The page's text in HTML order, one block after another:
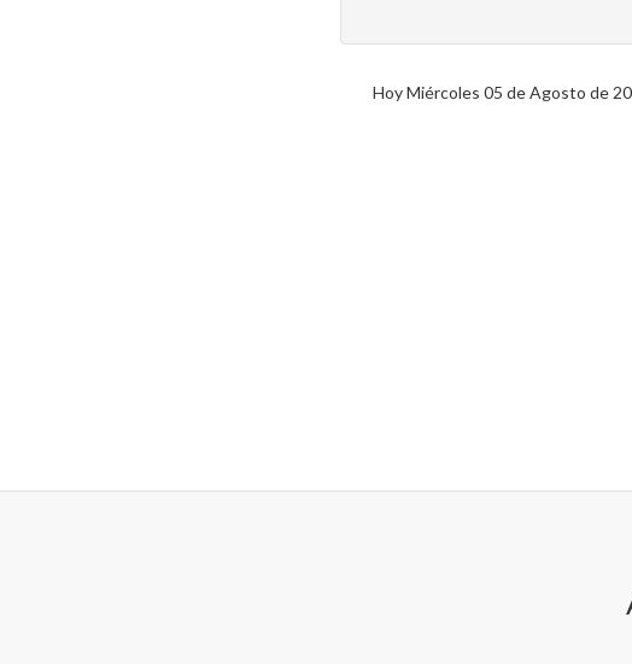
Hoy Miércoles 05 de Agosto de